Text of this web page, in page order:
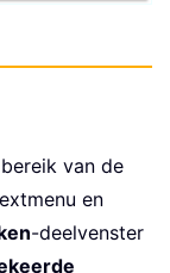
van de
en
-deelvenster